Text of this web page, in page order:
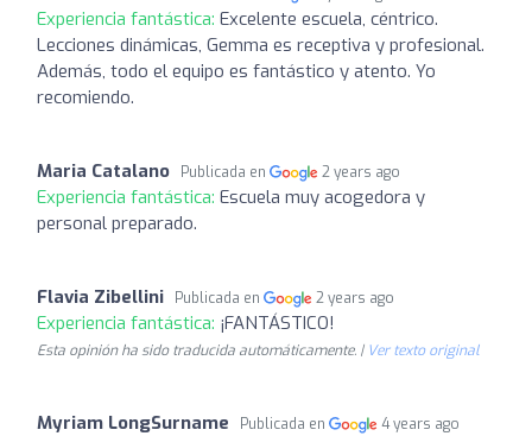
Experiencia fantástica: Excelente escuela, céntrico.
Lecciones dinámicas, Gemma es receptiva y profesional.
Además, todo el equipo es fantástico y atento. Yo
recomiendo.
Maria Catalano Publicada en 2 years ago
Experiencia fantástica: Escuela muy acogedora y
personal preparado.
Flavia Zibellini Publicada en 2 years ago
Experiencia fantástica: ¡FANTÁSTICO!
Esta opinión ha sido traducida automáticamente. | Ver texto original
Myriam LongSurname Publicada en 4 years ago